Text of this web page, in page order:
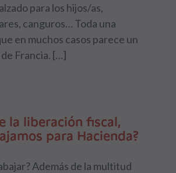
para los hijos/as,
canguros… Toda una
en muchos casos parece un
Francia. […]
la liberación fiscal,
para Hacienda?
Además de la multitud